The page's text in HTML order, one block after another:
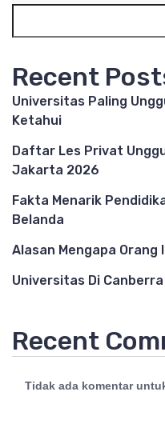
Recent
Universitas Paling
Ketahui
Daftar Les Privat
Jakarta 2026
Fakta Menarik
Belanda
Alasan Mengapa Orang
Universitas Di
Recent
Tidak ada komentar